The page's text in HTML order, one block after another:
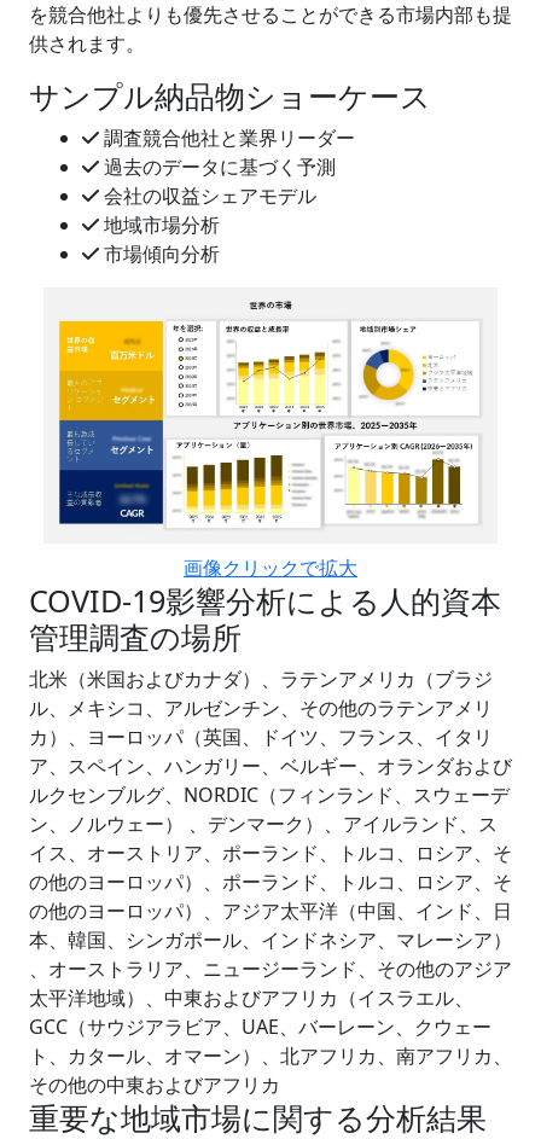
を競合他社よりも優先させることができる市場内部も提
供されます。
サンプル納品物ショーケース
調査競合他社と業界リーダー
過去のデータに基づく予測
会社の収益シェアモデル
地域市場分析
市場傾向分析
画像クリックで拡大
COVID-19影響分析による人的資本
管理調査の場所
北米（米国およびカナダ）、ラテンアメリカ（ブラジ
ル、メキシコ、アルゼンチン、その他のラテンアメリ
カ）、ヨーロッパ（英国、ドイツ、フランス、イタリ
ア、スペイン、ハンガリー、ベルギー、オランダおよび
ルクセンブルグ、NORDIC（フィンランド、スウェーデ
ン、ノルウェー） 、デンマーク）、アイルランド、ス
イス、オーストリア、ポーランド、トルコ、ロシア、そ
の他のヨーロッパ）、ポーランド、トルコ、ロシア、そ
の他のヨーロッパ）、アジア太平洋（中国、インド、日
本、韓国、シンガポール、インドネシア、マレーシア）
、オーストラリア、ニュージーランド、その他のアジア
太平洋地域）、中東およびアフリカ（イスラエル、
GCC（サウジアラビア、UAE、バーレーン、クウェー
ト、カタール、オマーン）、北アフリカ、南アフリカ、
その他の中東およびアフリカ
重要な地域市場に関する分析結果